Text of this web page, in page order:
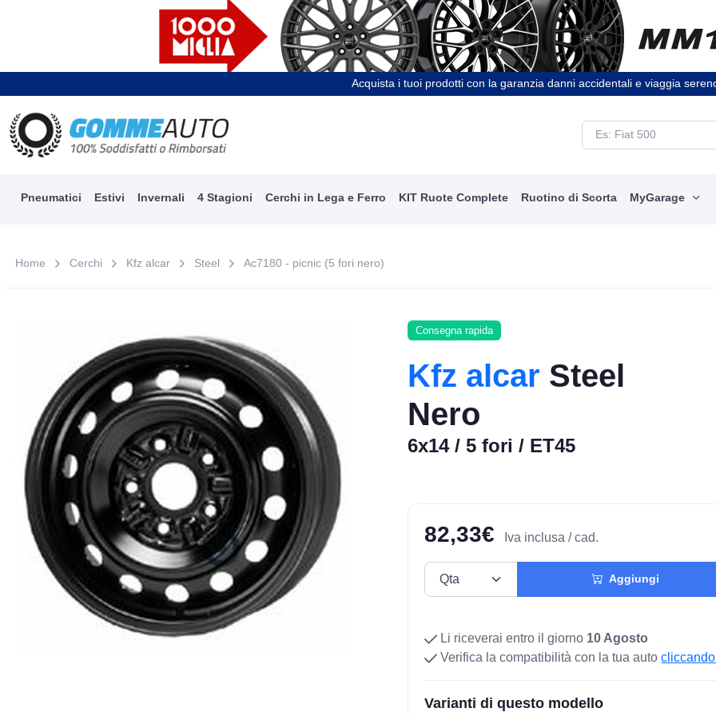
Acquista i tuoi prodotti con la garanzia danni accidentali e viaggia
Pneumatici Estivi Invernali 4 Stagioni Cerchi in Lega e Ferro KIT Ruote Complete Ruotino di Scorta MyGarage
Home Cerchi Kfz alcar Steel Ac7180 - picnic (5 fori nero)
Consegna rapida
Kfz alcar Steel
Nero
6x14 / 5 fori / ET45
82,33€ Iva inclusa / cad.
Aggiungi
Li riceverai entro il giorno 10 Agosto
Verifica la compatibilità con la tua auto
Varianti di questo modello